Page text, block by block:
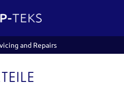
and Repairs